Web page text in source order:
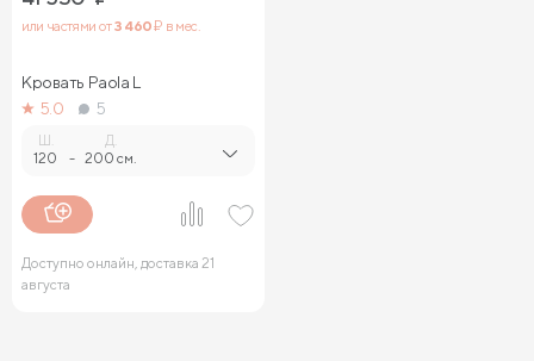
или частями от3 460₽ в мес.
Кровать Paola L
5.0
5
Ш.
120 -
Д.
200 см.
Доступно онлайн, доставка 21
августа